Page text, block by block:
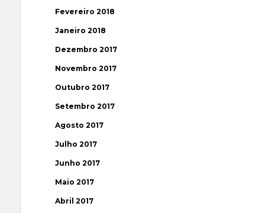
Fevereiro 2018
Janeiro 2018
Dezembro 2017
Novembro 2017
Outubro 2017
Setembro 2017
Agosto 2017
Julho 2017
Junho 2017
Maio 2017
Abril 2017